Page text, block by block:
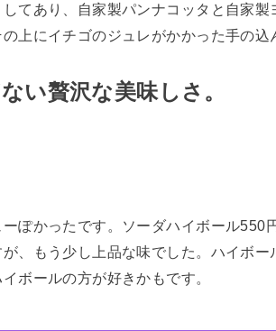
てあり、自家製パンナコッタと自家製
上にイチゴのジュレがかかった手の込
い贅沢な美味しさ。
ぽかったです。ソーダハイボール550
、もう少し上品な味でした。ハイボ
ボールの方が好きかもです。